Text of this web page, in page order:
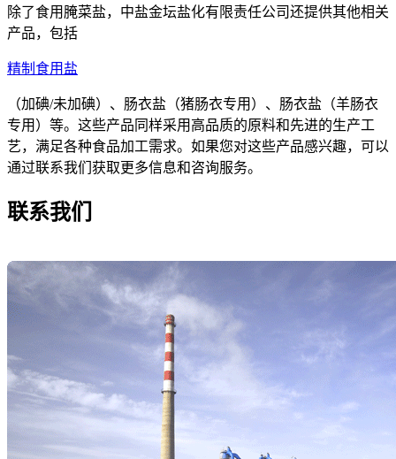
除了食用腌菜盐，中盐金坛盐化有限责任公司还提供其他相关
产品，包括
精制食用盐
（加碘/未加碘）、肠衣盐（猪肠衣专用）、肠衣盐（羊肠衣
专用）等。这些产品同样采用高品质的原料和先进的生产工
艺，满足各种食品加工需求。如果您对这些产品感兴趣，可以
通过联系我们获取更多信息和咨询服务。
联系我们